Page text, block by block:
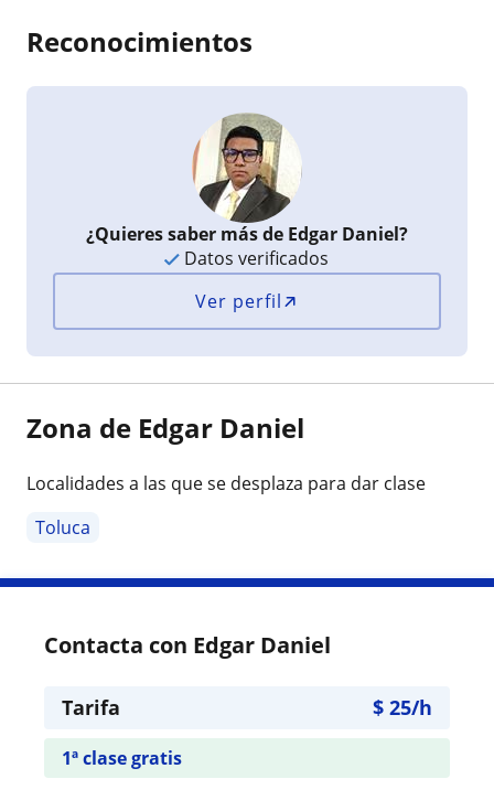
Reconocimientos
¿Quieres saber más de Edgar Daniel?
Datos verificados
Ver perfil
Zona de Edgar Daniel
Localidades a las que se desplaza para dar clase
Toluca
Contacta con Edgar Daniel
Tarifa $ 25/h
1ª clase gratis